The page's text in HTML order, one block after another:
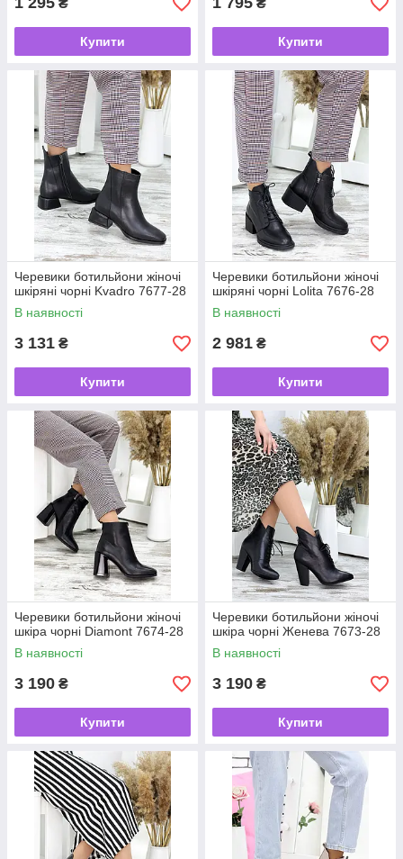
₴
Купити
₴
Купити
Черевики ботильйони жіночі
шкіряні чорні Kvadro 7677-28
В наявності
3 131 ₴
Купити
Черевики ботильйони жіночі
шкіряні чорні Lolita 7676-28
В наявності
2 981 ₴
Купити
Черевики ботильйони жіночі
шкіра чорні Diamont 7674-28
В наявності
3 190 ₴
Купити
Черевики ботильйони жіночі
шкіра чорні Женева 7673-28
В наявності
3 190 ₴
Купити